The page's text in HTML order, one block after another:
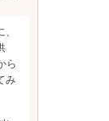
ら
み